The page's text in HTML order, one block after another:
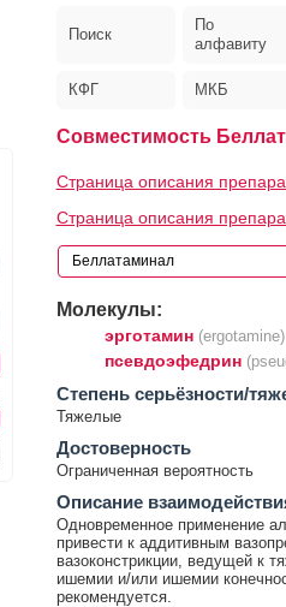
Поиск
По
алфавиту
КФГ МКБ
Совместимость
Страница описания
Страница описания
Молекулы:
эрготамин (ergotamine)
псевдоэфедрин
Cтепень серьёзности/
Тяжелые
Достоверность
Ограниченная вероятность
Описание
Одновременное применение
привести к аддитивным
вазоконстрикции, ведущей к
ишемии и/или ишемии
рекомендуется.